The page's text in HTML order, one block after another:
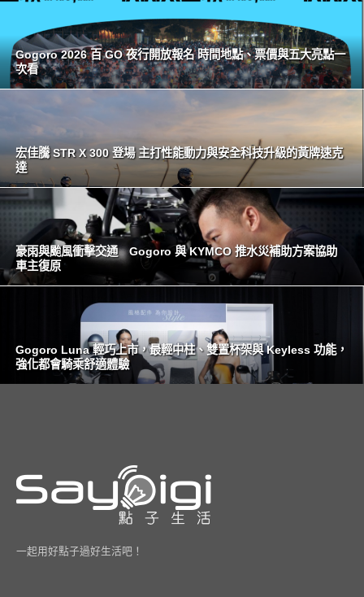
Gogoro 2026 百 GO 夜行開放報名 時間地點、票價與五大亮點一
次看
宏佳騰 STR X 300 登場 主打性能動力與安全科技升級的黃牌速克
達
豪雨與颱風衝擊交通 Gogoro 與 KYMCO 推水災補助方案協助
車主復原
Gogoro Luna 輕巧上市，最輕中柱、雙置杯架與 Keyless 功能，
強化都會騎乘舒適體驗
一起用好點子過好生活吧！